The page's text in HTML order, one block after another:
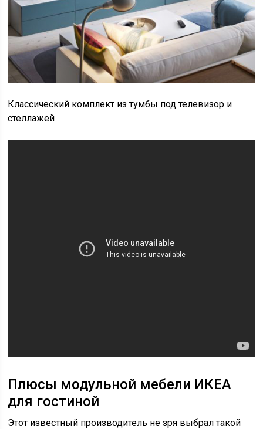
Классический комплект из тумбы под телевизор и
стеллажей
Плюсы модульной мебели ИКЕА
для гостиной
Этот известный производитель не зря выбрал такой